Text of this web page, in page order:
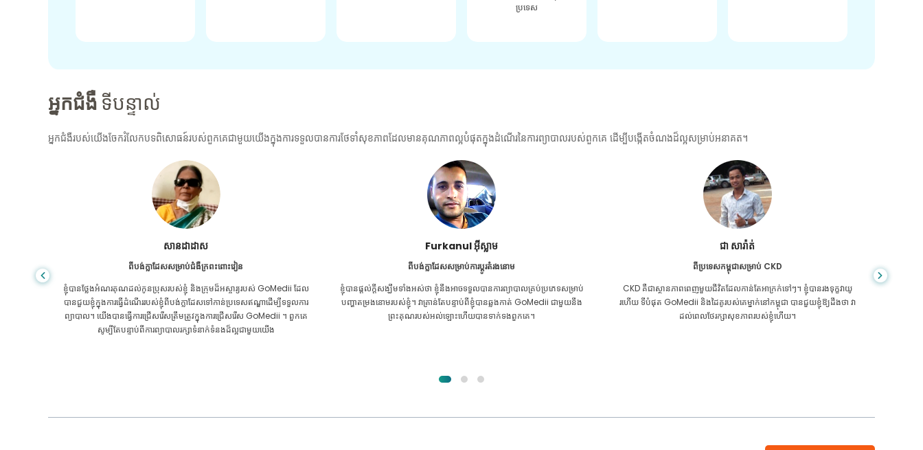
ប្រទេស
អ្នកជំងឺ ទីបន្ទាល់
អ្នកជំងឺរបស់យើងចែករំលែកបទពិសោធន៍របស់ពួកគេជាមួយយើងក្នុងការទទួលបានការថែទាំសុខភាពដែលមានគុណភាពល្អបំផុតក្នុងដំណើរនៃការព្យាបាលរបស់ពួកគេ ដើម្បីបង្កើតចំណងដ៏ល្អសម្រាប់អនាគត។
សានដាដាស
ពីបង់ក្លាដែសសម្រាប់ជំងឺក្រពះពោះវៀន
ខ្ញុំបានថ្លែងអំណរគុណដល់កូនប្រុសរបស់ខ្ញុំ និងក្រុមដ៏អស្ចារ្យរបស់ GoMedii ដែល
បានជួយខ្ញុំក្នុងការធ្វើដំណើររបស់ខ្ញុំពីបង់ក្លាដែសទៅកាន់ប្រទេសឥណ្ឌាដើម្បីទទួលការ
ព្យាបាល។ យើងបានធ្វើការជ្រើសរើសត្រឹមត្រូវក្នុងការជ្រើសរើស GoMedii ។ ពួកគេ
សូម្បីតែបន្ទាប់ពីការព្យាបាលរក្សាទំនាក់ទំនងដ៏ល្អជាមួយយើង
Furkanul អ៊ីស្លាម
ពីបង់ក្លាដែសសម្រាប់ការប្តូរតំរងនោម
ខ្ញុំ​បាន​ផ្តល់​ក្តី​សង្ឃឹម​ទាំង​អស់​ថា ខ្ញុំ​នឹង​អាច​ទទួល​បាន​ការ​ព្យាបាល​គ្រប់​ប្រភេទ​សម្រាប់​
បញ្ហា​តម្រងនោម​របស់​ខ្ញុំ។ វាគ្រាន់តែបន្ទាប់ពីខ្ញុំបានឆ្លងកាត់ GoMedii ជាមួយនឹង
ព្រះគុណរបស់អល់ឡោះហើយបានទាក់ទងពួកគេ។
ជា សារ៉ាត់
ពីប្រទេសកម្ពុជាសម្រាប់ CKD
CKD គឺ​ជា​ស្ថានភាព​ពេញ​មួយ​ជីវិត​ដែល​កាន់តែ​អាក្រក់​ទៅៗ។ ខ្ញុំបានរងទុក្ខវាយូ
រហើយ ទីបំផុត GoMedii និងដៃគូរបស់គេម្នាក់នៅកម្ពុជា បានជួយខ្ញុំឱ្យដឹងថា វា
ដល់ពេលថែរក្សាសុខភាពរបស់ខ្ញុំហើយ។